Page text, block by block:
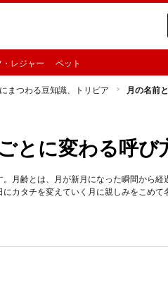
・レジャー ペット
まつわる豆知識、トリビア 月の名前
とに変わる呼び
月齢とは、月が新月になった瞬間から
カタチを変えていく月に親しみをこめて